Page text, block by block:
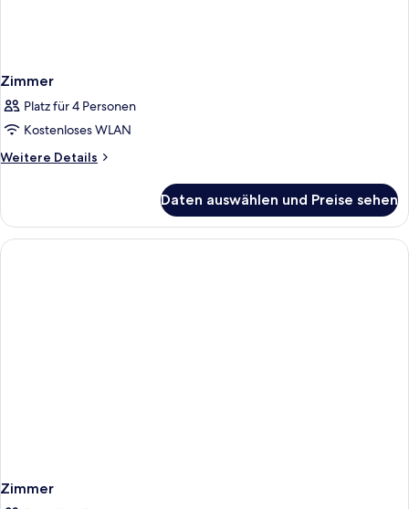
Zimmer
Platz für 4 Personen
Kostenloses WLAN
Weitere Details
Weitere
Daten auswählen und Preise sehen
Zimmer